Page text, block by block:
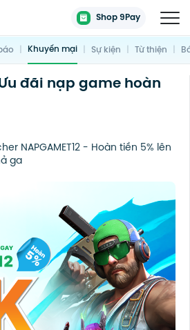
Shop 9Pay
| Khuyến mại | Sự kiện | Từ thiện |
Ưu đãi nạp game hoàn
NAPGAMET12 - Hoàn tiền 5% lên
ga